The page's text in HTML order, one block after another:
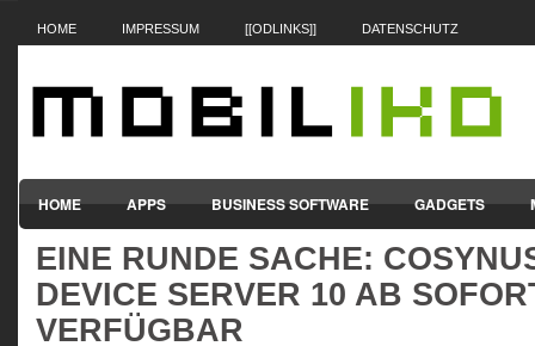
HOME IMPRESSUM [[ODLINKS]] DATENSCHUTZ
HOME APPS BUSINESS SOFTWARE GADGETS
SMARTPHONES & HANDYS TABLET-PCS VERTRÄGE &
EINE RUNDE SACHE:
DEVICE SERVER 10 AB
VERFÜGBAR